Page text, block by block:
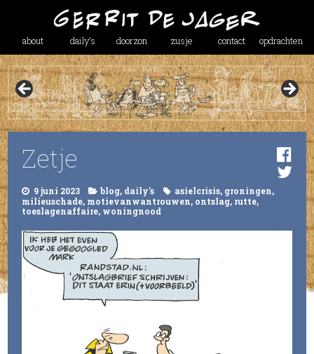
about daily’s doorzon zusje contact opdrachten
Zetje
9 juni 2023 blog, daily's asielcrisis, groningen,
milieuschade, motievanwantrouwen, ontslag, rutte,
toeslagenaffaire, woningnood